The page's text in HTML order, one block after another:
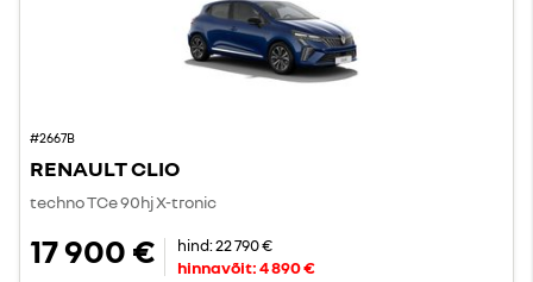
#2667B
RENAULT CLIO
techno TCe 90hj X-tronic
17 900 € hind:22 790 €
hinnavõit:4 890 €